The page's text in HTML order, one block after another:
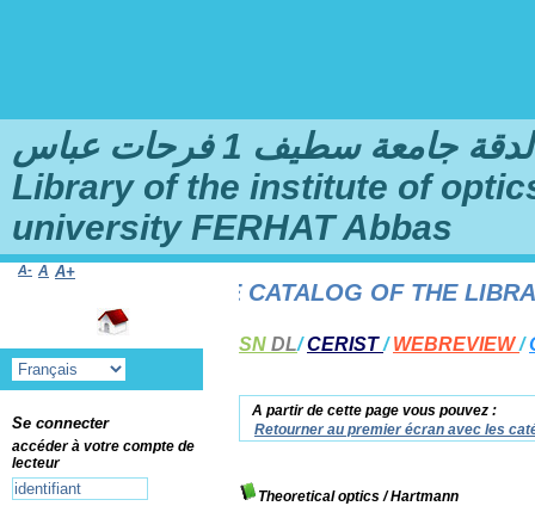
سطيف 1 فرحات عباس
Library of the institute of
university FERHAT Abbas
SN DL/CERIST/WEBREVIEW/
A partir de cette page vous pouvez :
Retourner au premier écran avec les
Theoretical optics/ Hartmann
TO THE ONLINE CATALOG OF THE
A- A A+
Se connecter
accéder à votre compte de
lecteur